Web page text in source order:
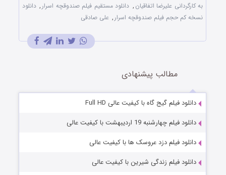
به کارگردانی علیرضا اتفاقیان,دانلود مستقیم فیلم صندوقچه اسرار, دانلود
نسخه کم حجم فیلم صندوقچه اسرار, علی صادقی
مطالب پیشنهادی
دانلود فیلم گیج گاه با کیفیت عالی Full HD
دانلود فیلم چهارشنبه 19 اردیبهشت با کیفیت عالی
دانلود فیلم دزد عروسک ها با کیفیت عالی
دانلود فیلم زندگی شیرین با کیفیت عالی